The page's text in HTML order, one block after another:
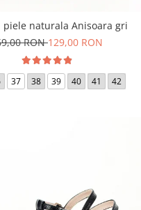
piele naturala Anisoara gri
RON129,00 RON
37 38 39 40 41 42